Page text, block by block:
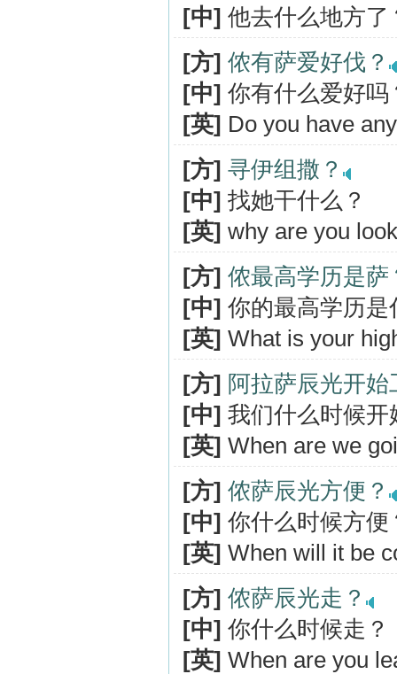
[中] 他去什么地方了
[方] 侬有萨爱好伐？
[中] 你有什么爱好吗
[英] Do you have
[方] 寻伊组撒？
[中] 找她干什么？
[英] why are you
[方] 侬最高学历是萨
[中] 你的最高学历是
[英] What is your
[方] 阿拉萨辰光开始
[中] 我们什么时候开
[英] When are we
[方] 侬萨辰光方便？
[中] 你什么时候方便
[英] When will it be
[方] 侬萨辰光走？
[中] 你什么时候走？
[英] When are you